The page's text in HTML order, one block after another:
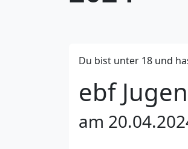
Du bist unter 18 und
ebf
am